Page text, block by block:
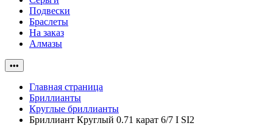
Подвески
Браслеты
На заказ
Алмазы
•••
Главная страница
Бриллианты
Круглые бриллианты
Бриллиант Круглый 0.71 карат 6/7 I SI2